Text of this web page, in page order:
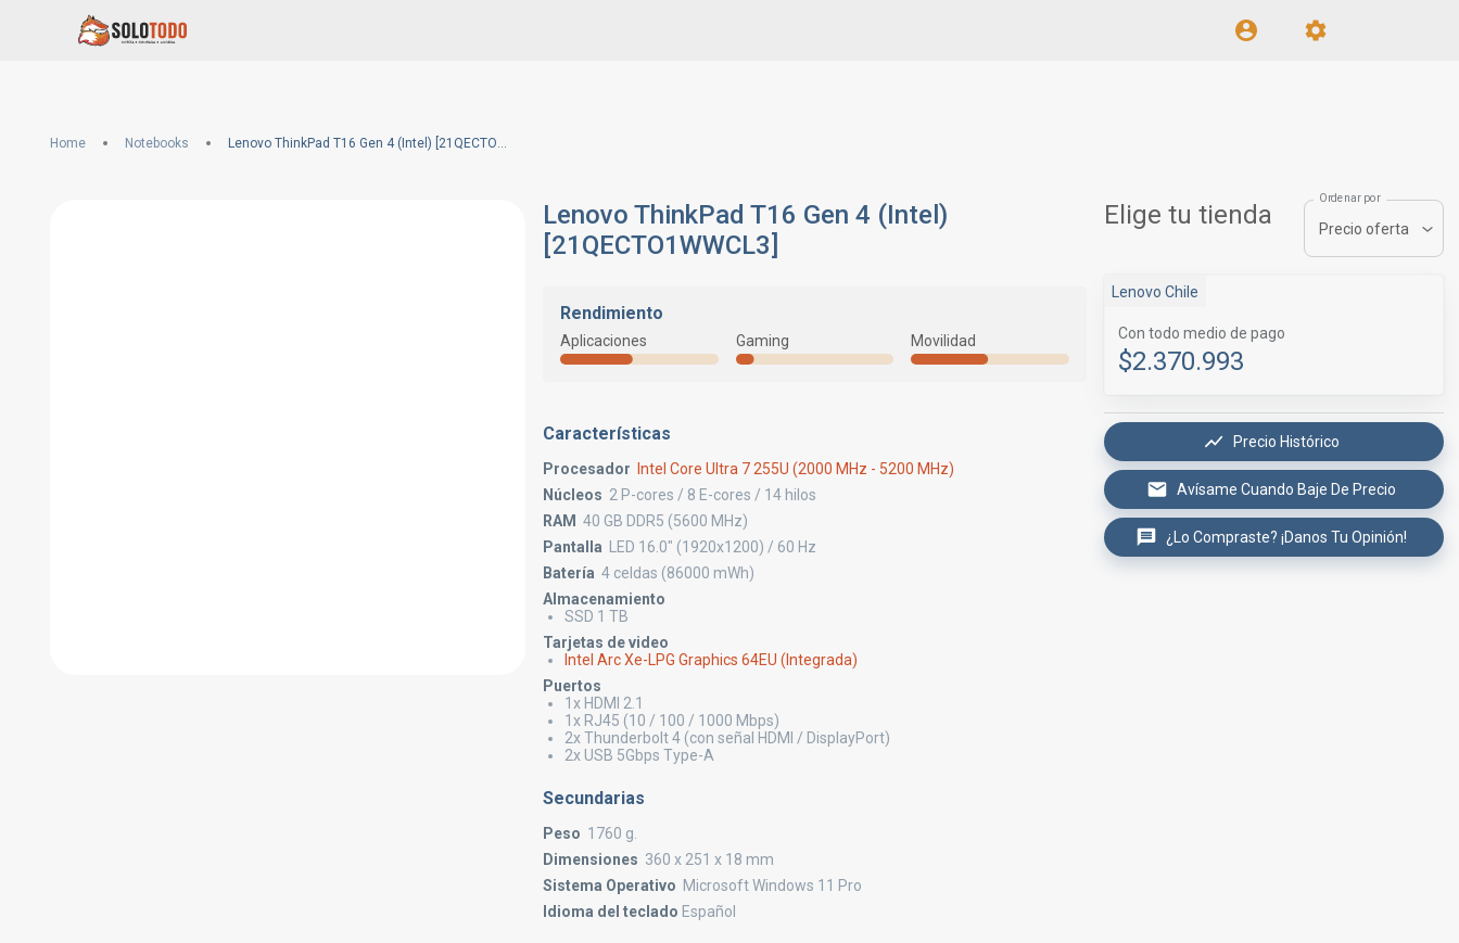
Home Notebooks Lenovo ThinkPad T16 Gen 4 (Intel) [21QECTO1WWCL3]
Lenovo ThinkPad T16 Gen 4 (Intel)
[21QECTO1WWCL3]
Rendimiento
Aplicaciones Gaming Movilidad
Características
Procesador
Intel Core Ultra 7 255U (2000 MHz - 5200 MHz)
Núcleos 2 P-cores / 8 E-cores / 14 hilos
RAM 40 GB DDR5 (5600 MHz)
Pantalla
LED 16.0" (1920x1200) / 60 Hz
Batería 4 celdas (86000 mWh)
Almacenamiento
SSD 1 TB
Tarjetas de video
Intel Arc Xe-LPG Graphics 64EU (Integrada)
Puertos
1x HDMI 2.1
1x RJ45 (10 / 100 / 1000 Mbps)
2x Thunderbolt 4 (con señal HDMI / DisplayPort)
2x USB 5Gbps Type-A
Secundarias
Peso 1760 g.
Dimensiones 360 x 251 x 18 mm
Sistema Operativo Microsoft Windows 11 Pro
Idioma del teclado Español
Elige tu tienda
Ordenar por
Precio oferta
Lenovo Chile
Con todo medio de pago
$2.370.993
Precio Histórico
Avísame Cuando Baje De Precio
¿Lo Compraste? ¡Danos Tu Opinión!